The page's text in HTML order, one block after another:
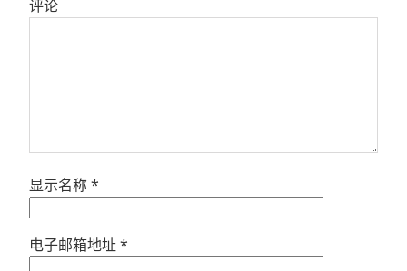
评论
显示名称*
电子邮箱地址*